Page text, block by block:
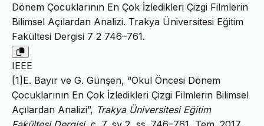
Dönem Çocuklarının En Çok İzledikleri Çizgi Filmlerin
Bilimsel Açılardan Analizi. Trakya Üniversitesi Eğitim
Fakültesi Dergisi 7 2 746–761.
IEEE
[1]E. Bayır ve G. Günşen, “Okul Öncesi Dönem
Çocuklarının En Çok İzledikleri Çizgi Filmlerin Bilimsel
Açılardan Analizi”, Trakya Üniversitesi Eğitim